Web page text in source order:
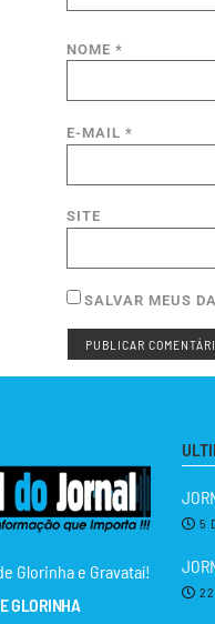
NOME *
E-MAIL *
SITE
SALVAR MEUS
Glorinha e Gravataí!
GLORINHA
5